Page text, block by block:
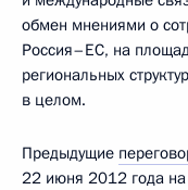
обмен мнениями о
Россия–ЕС, на
региональных
в целом.
Предыдущие
22 июня 2012 года на